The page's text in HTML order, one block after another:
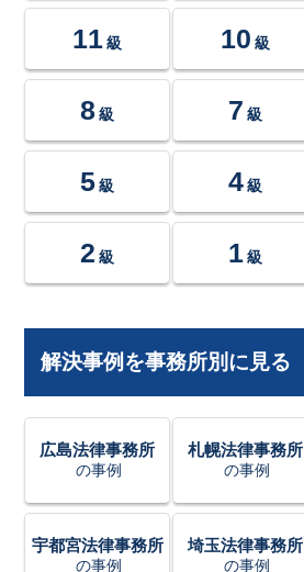
11 級 10 級
8 級 7 級
5 級 4 級
2 級 1 級
解決事例を事務所別に見る
広島法律事務所
の事例
札幌法律事務所
の事例
宇都宮法律事務所
の事例
埼玉法律事務所
の事例